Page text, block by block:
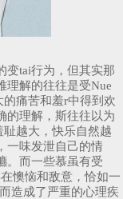
变tai行为，但其实那
理解的往往是受Nue
痛苦和羞r中得到欢
的理解，斯往往以为
越大，快乐自然越
一味发泄自己的情
。而一些慕虽有受
懊恼和敌意，恰如一
造成了严重的心理疾